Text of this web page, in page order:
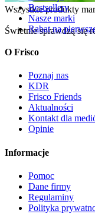
Wszystkie produkty
Świetnie sprawdzą się
Bestsellery
Nasze marki
Rabat na
O Frisco
Poznaj nas
KDR
Frisco Friends
Aktualności
Kontakt dla
Opinie
Informacje
Pomoc
Dane firmy
Regulaminy
Polityka